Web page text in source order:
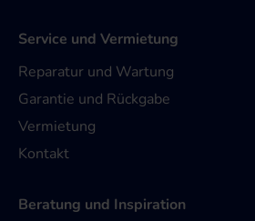
Service und Vermietung
Reparatur und Wartung
Garantie und Rückgabe
Vermietung
Kontakt
Beratung und Inspiration